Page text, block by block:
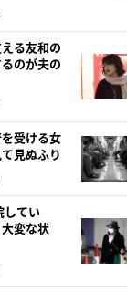
る友和の
のが夫の
受ける女
見ぬふり
してい
変な状